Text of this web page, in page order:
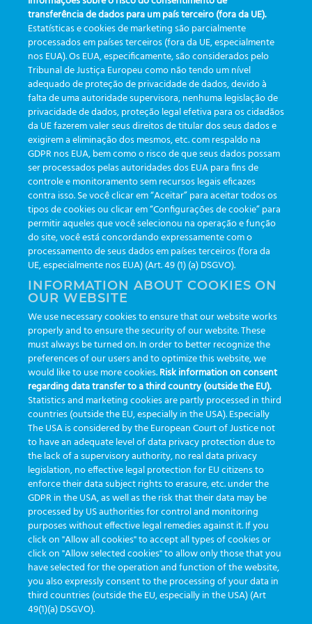
content
View Categories
Página inicial
eLearning
Gold version
Gold version
User guide Gold version: introduction
Cockpit Manager Configuration
Using the APP on mobile devices
Video tutorial eTrack
developed byGreiner Service Tech
transferência de dados para um país terceiro (fora da UE).
Estatísticas e cookies de marketing são parcialmente
processados em países terceiros (fora da UE, especialmente
nos EUA). Os EUA, especificamente, são considerados pelo
Tribunal de Justiça Europeu como não tendo um nível
adequado de proteção de privacidade de dados, devido à
falta de uma autoridade supervisora, nenhuma legislação de
privacidade de dados, proteção legal efetiva para os cidadãos
da UE fazerem valer seus direitos de titular dos seus dados e
exigirem a eliminação dos mesmos, etc. com respaldo na
GDPR nos EUA, bem como o risco de que seus dados possam
ser processados pelas autoridades dos EUA para fins de
controle e monitoramento sem recursos legais eficazes
contra isso. Se você clicar em “Aceitar” para aceitar todos os
tipos de cookies ou clicar em “Configurações de cookie” para
permitir aqueles que você selecionou na operação e função
do site, você está concordando expressamente com o
processamento de seus dados em países terceiros (fora da
UE, especialmente nos EUA) (Art. 49 (1) (a) DSGVO).
INFORMATION ABOUT COOKIES ON
OUR WEBSITE
We use necessary cookies to ensure that our website works
properly and to ensure the security of our website. These
must always be turned on. In order to better recognize the
preferences of our users and to optimize this website, we
would like to use more cookies.Risk information on consent
regarding data transfer to a third country (outside the EU).
Statistics and marketing cookies are partly processed in third
countries (outside the EU, especially in the USA). Especially
The USA is considered by the European Court of Justice not
to have an adequate level of data privacy protection due to
the lack of a supervisory authority, no real data privacy
legislation, no effective legal protection for EU citizens to
enforce their data subject rights to erasure, etc. under the
GDPR in the USA, as well as the risk that their data may be
processed by US authorities for control and monitoring
purposes without effective legal remedies against it. If you
click on "Allow all cookies" to accept all types of cookies or
click on "Allow selected cookies" to allow only those that you
have selected for the operation and function of the website,
you also expressly consent to the processing of your data in
third countries (outside the EU, especially in the USA) (Art
49(1)(a) DSGVO).